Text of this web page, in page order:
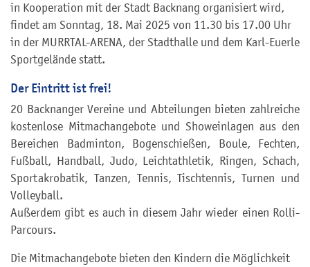
in Kooperation mit der Stadt Backnang organisiert wird,
findet am Sonntag, 18. Mai 2025 von 11.30 bis 17.00 Uhr
in der MURRTAL-ARENA, der Stadthalle und dem Karl-Euerle
Sportgelände statt.
Der Eintritt ist frei!
20 Backnanger Vereine und Abteilungen bieten zahlreiche
kostenlose Mitmachangebote und Showeinlagen aus den
Bereichen Badminton, Bogenschießen, Boule, Fechten,
Fußball, Handball, Judo, Leichtathletik, Ringen, Schach,
Sportakrobatik, Tanzen, Tennis, Tischtennis, Turnen und
Volleyball.
Außerdem gibt es auch in diesem Jahr wieder einen Rolli-
Parcours.
Die Mitmachangebote bieten den Kindern die Möglichkeit